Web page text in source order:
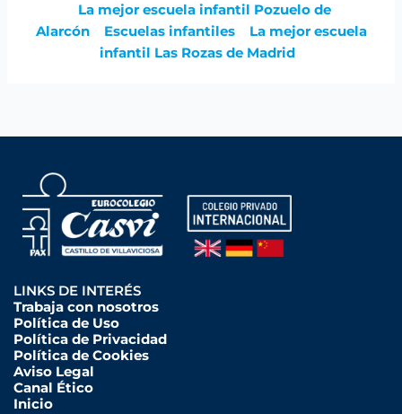
La mejor escuela infantil Pozuelo de
Alarcón
Escuelas infantiles
La mejor escuela
infantil Las Rozas de Madrid
LINKS DE INTERÉS
Trabaja con nosotros
Política de Uso
Política de Privacidad
Política de Cookies
Aviso Legal
Canal Ético
Inicio